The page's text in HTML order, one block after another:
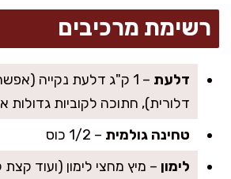
רשימת מרכיבים
דלעת
– 1 ק"ג דלעת נקייה
דלורית), חתוכה לקוביות גדולות
טחינה גולמית – 1/2 כוס
לימון – מיץ מחצי לימון (ועוד